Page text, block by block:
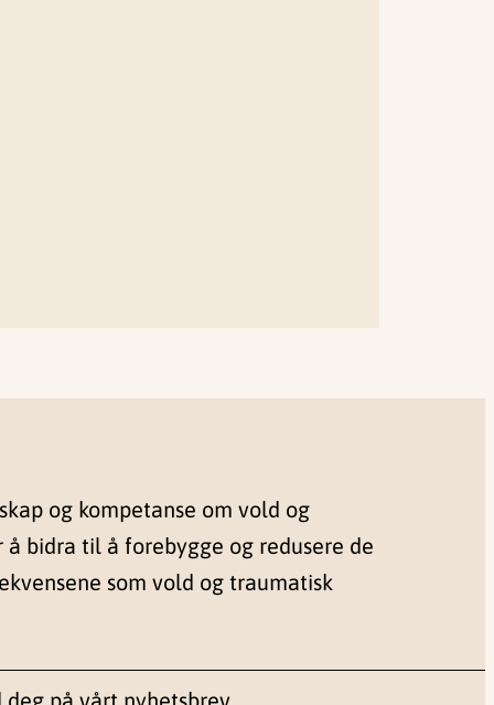
og kompetanse om vold og
å bidra til å forebygge og redusere de
som vold og traumatisk